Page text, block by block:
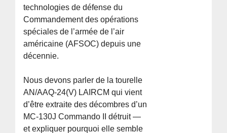
technologies de défense du
Commandement des opérations
spéciales de l’armée de l’air
américaine (AFSOC) depuis une
décennie.
Nous devons parler de la tourelle
AN/AAQ-24(V) LAIRCM qui vient
d’être extraite des décombres d’un
MC-130J Commando II détruit —
et expliquer pourquoi elle semble